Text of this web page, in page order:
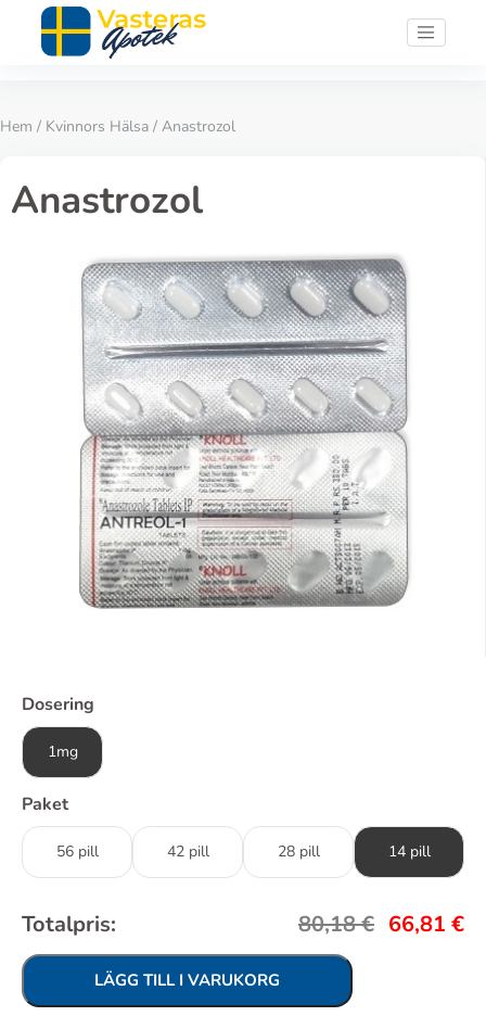
Hem / Kvinnors Hälsa / Anastrozol
Anastrozol
Dosering
1mg
Paket
56 pill 42 pill 28 pill 14 pill
Totalpris: 80,18€ 66,81 €
LÄGG TILL I VARUKORG